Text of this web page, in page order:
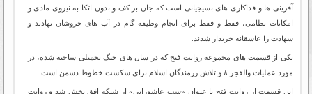
آفرینی ها و فداکاری های بسیجیانی است که جان بر کف و بدون اتکا به نیروی مادی و
امکانات نظامی، فقط و فقط برای انجام وظیفه گام در آب های خروشان نهادند و
شهادت را عاشقانه خریدار شدند.
یکی از قسمت های مجموعه روایت فتح که در سال های جنگ تحمیلی ساخته شده، در
مورد عملیات والفجر ۸ و تلاش رزمندگان اسلام برای شکست خطوط دشمن است.
این قسمت از روایت فتح با عنوان «شب عاشورایی» از شبکه افق پخش شد و روایت